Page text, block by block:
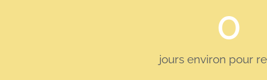
jours environ pour
0